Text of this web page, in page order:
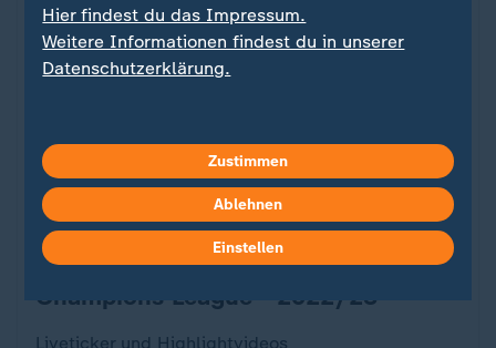
Sport
:Champions League - 2022/23
Liveticker und Highlightvideos
Hier findest du das Impressum.
Weitere Informationen findest du in unserer
Datenschutzerklärung.
Zustimmen
Ablehnen
Einstellen